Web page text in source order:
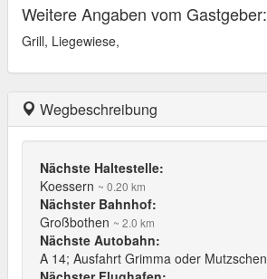
Weitere Angaben vom Gastgeber:
Grill, Liegewiese,
Wegbeschreibung
Nächste Haltestelle:
Koessern ~ 0.20 km
Nächster Bahnhof:
Großbothen ~ 2.0 km
Nächste Autobahn:
A 14; Ausfahrt Grimma oder Mutzschen